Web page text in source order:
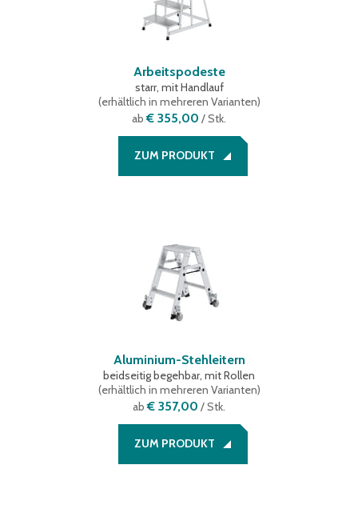
Arbeitspodeste
starr, mit Handlauf
(erhältlich in mehreren Varianten)
ab€ 355,00 / Stk.
ZUM PRODUKT
Aluminium-Stehleitern
beidseitig begehbar, mit Rollen
(erhältlich in mehreren Varianten)
ab€ 357,00 / Stk.
ZUM PRODUKT